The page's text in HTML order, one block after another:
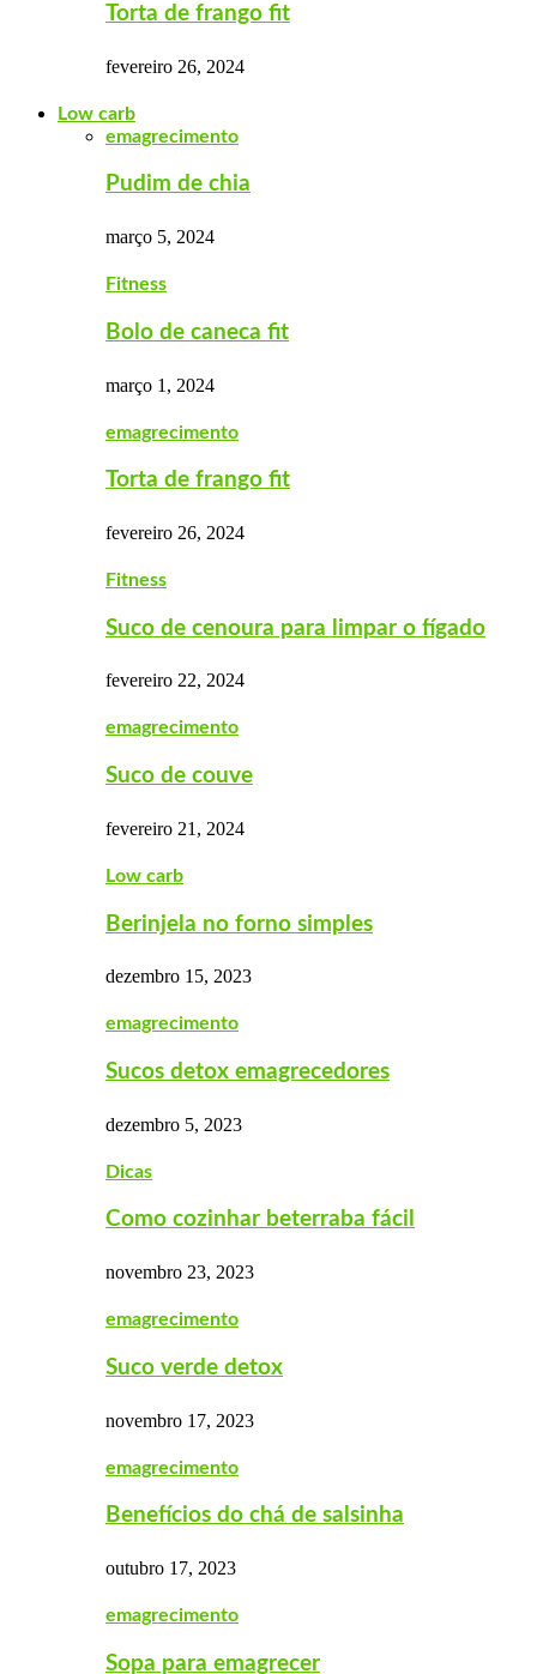
Torta de frango fit
fevereiro 26, 2024
Low carb
emagrecimento
Pudim de chia
março 5, 2024
Fitness
Bolo de caneca fit
março 1, 2024
emagrecimento
Torta de frango fit
fevereiro 26, 2024
Fitness
Suco de cenoura para limpar o fígado
fevereiro 22, 2024
emagrecimento
Suco de couve
fevereiro 21, 2024
Low carb
Berinjela no forno simples
dezembro 15, 2023
emagrecimento
Sucos detox emagrecedores
dezembro 5, 2023
Dicas
Como cozinhar beterraba fácil
novembro 23, 2023
emagrecimento
Suco verde detox
novembro 17, 2023
emagrecimento
Benefícios do chá de salsinha
outubro 17, 2023
emagrecimento
Sopa para emagrecer